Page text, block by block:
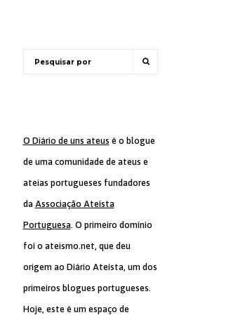
O Diário de uns ateus é o blogue
de uma comunidade de ateus e
ateias portugueses fundadores
da Associação Ateísta
Portuguesa. O primeiro domínio
foi o ateismo.net, que deu
origem ao Diário Ateísta, um dos
primeiros blogues portugueses.
Hoje, este é um espaço de